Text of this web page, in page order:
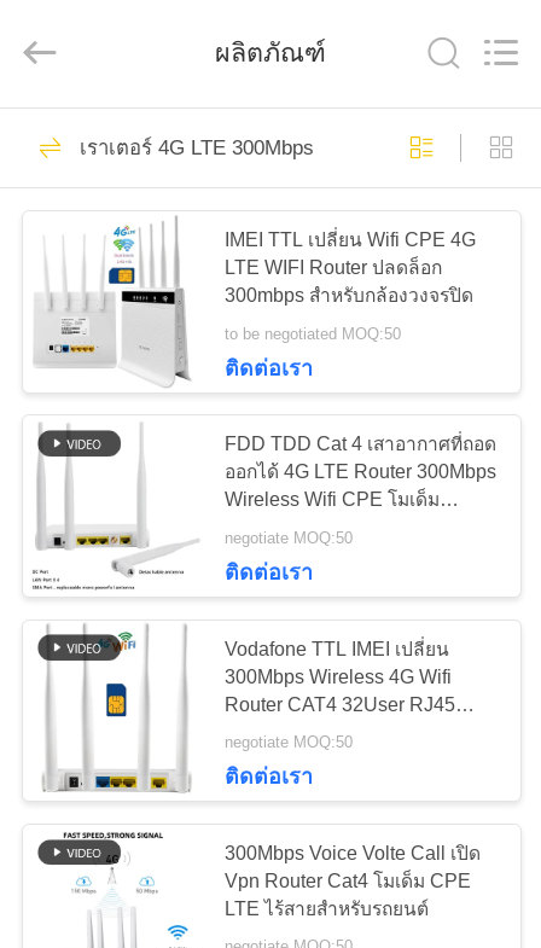
บ้าน
สินค้า
เกี่ยว
กับ
เรา
ทัวร์
โรงงาน
ควบคุม
คุณภาพ
ติดต่อ
เรา
Network
Communications
เราเตอร์ WiFi LTE
เราเตอร์ 4G LTE
300Mbps
62
LTE เราเตอร์ Volte
ผลิตภัณฑ์
เราเตอร์ 4G LTE 300Mbps
IMEI TTL เปลี่ยน Wifi CPE 4G
LTE WIFI Router ปลดล็อก
300mbps สำหรับกล้องวงจรปิด
to be negotiated MOQ:50
ติดต่อเรา
FDD TDD Cat 4 เสาอากาศที่ถอด
ออกได้ 4G LTE Router 300Mbps
Wireless Wifi CPE โมเด็ม
Ethernet Wan
negotiate MOQ:50
ติดต่อเรา
Vodafone TTL IMEI เปลี่ยน
300Mbps Wireless 4G Wifi
Router CAT4 32User RJ45
CPE
negotiate MOQ:50
ติดต่อเรา
300Mbps Voice Volte Call เปิด
Vpn Router Cat4 โมเด็ม CPE
LTE ไร้สายสำหรับรถยนต์